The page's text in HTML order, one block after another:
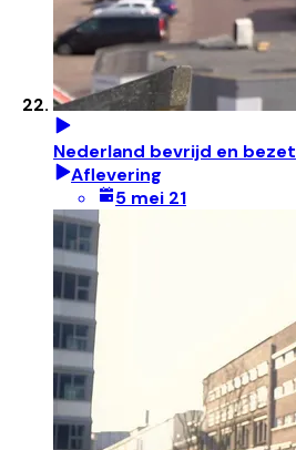
Nederland bevrijd en bezet
Aflevering
5 mei 21